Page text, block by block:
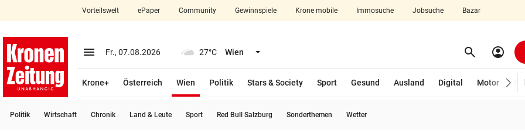
closeSchließen
account_circle Anmelden
arrow_right
Vorteilswelt ePaper Community Gewinnspiele Krone mobile Immosuche Jobsuche Bazar
menu Menü aufklappen
Fr., 07.08.2026 27°C Wien Menü aufklappen search Suchen
account_circle
Krone+ Österreich Wien
Politik
Stars & Society Sport Gesund Ausland Digital Motor
Politik Wirtschaft Chronik Land & Leute Sport Red Bull Salzburg Sonderthemen Wetter